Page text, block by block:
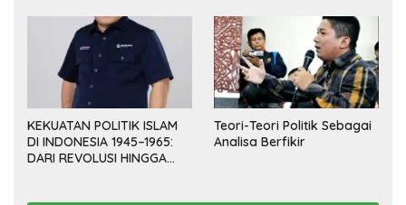
KEKUATAN POLITIK ISLAM
DI INDONESIA 1945–1965:
DARI REVOLUSI HINGGA
Teori-Teori Politik Sebagai
Analisa Berfikir